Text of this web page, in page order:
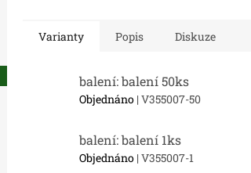
Varianty Popis Diskuze
balení: balení 50ks
Objednáno | V355007-50
balení: balení 1ks
Objednáno | V355007-1